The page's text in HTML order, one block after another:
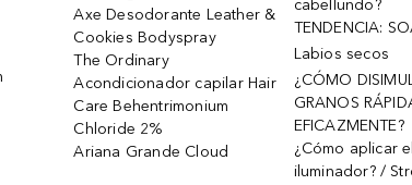
Axe Desodorante Leather &
Cookies Bodyspray
The Ordinary
Acondicionador capilar Hair
Care Behentrimonium
Chloride 2%
Ariana Grande Cloud
cabellundo?
TENDENCIA:
Labios secos
¿CÓMO
GRANOS
EFICAZMENTE?
¿Cómo aplicar el
iluminador? /